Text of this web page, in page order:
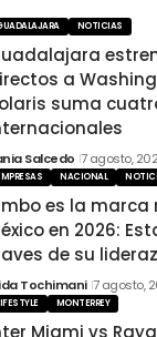
NOTICIAS
a
suma
Salcedo 7 agosto,
NACIONAL
es la
en 2026:
de su
Tochimani 7 agosto,
MONTERREY
Miami vs